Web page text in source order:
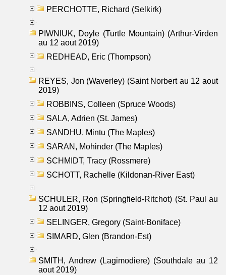
PERCHOTTE, Richard (Selkirk)
PIWNIUK, Doyle (Turtle Mountain) (Arthur-Virden
au 12 aout 2019)
REDHEAD, Eric (Thompson)
REYES, Jon (Waverley) (Saint Norbert au 12 aout
2019)
ROBBINS, Colleen (Spruce Woods)
SALA, Adrien (St. James)
SANDHU, Mintu (The Maples)
SARAN, Mohinder (The Maples)
SCHMIDT, Tracy (Rossmere)
SCHOTT, Rachelle (Kildonan-River East)
SCHULER, Ron (Springfield-Ritchot) (St. Paul au
12 aout 2019)
SELINGER, Gregory (Saint-Boniface)
SIMARD, Glen (Brandon-Est)
SMITH, Andrew (Lagimodiere) (Southdale au 12
aout 2019)